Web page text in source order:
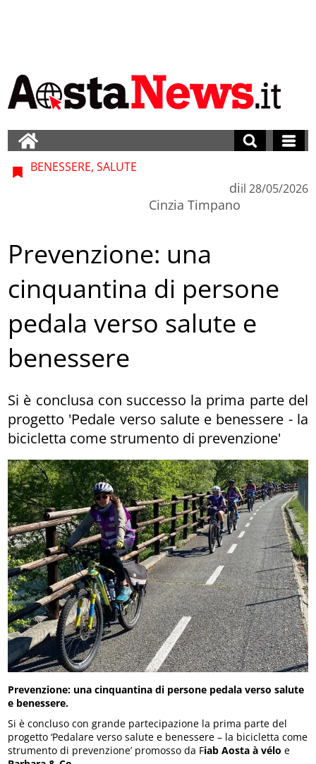
BENESSERE, SALUTE
di
Cinzia Timpano
il 28/05/2026
Prevenzione: una
cinquantina di persone
pedala verso salute e
benessere
Si è conclusa con successo la prima parte del
progetto 'Pedale verso salute e benessere - la
bicicletta come strumento di prevenzione'
Prevenzione: una cinquantina di persone pedala verso salute
e benessere.
Si è concluso con grande partecipazione la prima parte del
progetto ‘Pedalare verso salute e benessere – la bicicletta come
strumento di prevenzione’ promosso da Fiab Aosta à vélo e